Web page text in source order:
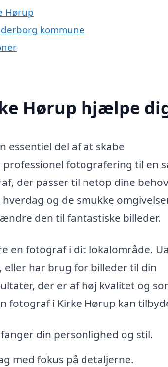
Hørup
kommune
Hørup hjælpe
essentiel del af at skabe
fotografering til en
der passer til netop dine
og de smukke
den til fantastiske billeder.
en fotograf i dit lokalområde.
har brug for billeder til din
der er af høj kvalitet og
fotograf i Kirke Hørup kan
din personlighed og stil.
med fokus på detaljerne.